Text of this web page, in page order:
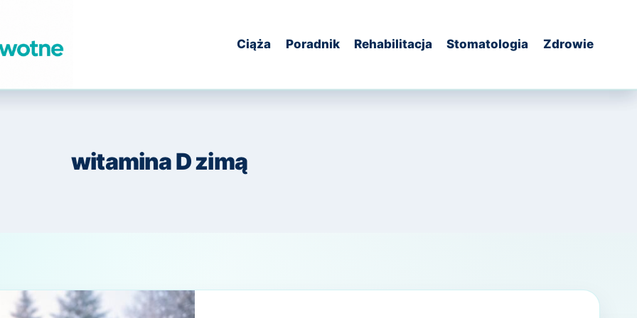
Ciąża Poradnik Rehabilitacja Stomatologia Zdrowie
witamina D zimą